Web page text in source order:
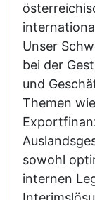
Unser
bei der
und
Themen
sowohl
internen